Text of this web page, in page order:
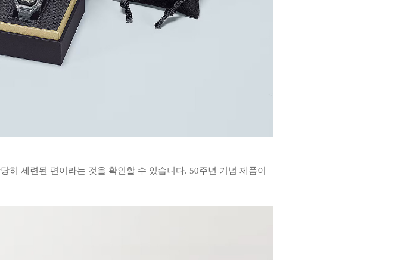
히 세련된 편이라는 것을 확인할 수 있습니다. 50주년 기념 제품이